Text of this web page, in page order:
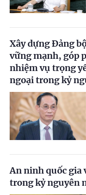
Xây dựng Đảng
vững mạnh, góp
nhiệm vụ trọng
ngoại trong kỷ
An ninh quốc gia
trong kỷ nguyên